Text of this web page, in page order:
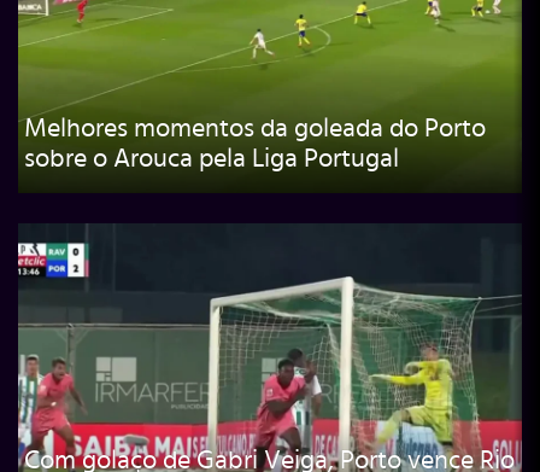
Melhores momentos da goleada do Porto
sobre o Arouca pela Liga Portugal
Com golaço de Gabri Veiga, Porto vence Rio